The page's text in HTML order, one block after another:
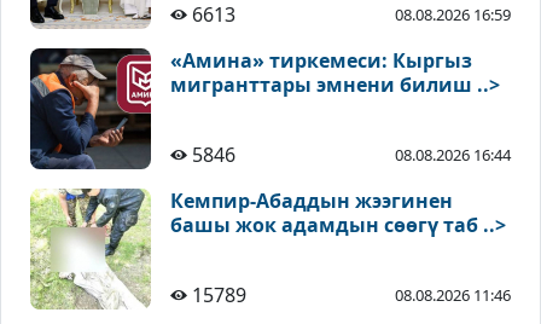
6613 08.08.2026 16:59
«Амина» тиркемеси: Кыргыз
мигранттары эмнени билиш ..>
5846 08.08.2026 16:44
Кемпир-Абаддын жээгинен
башы жок адамдын сөөгү таб ..>
15789 08.08.2026 11:46